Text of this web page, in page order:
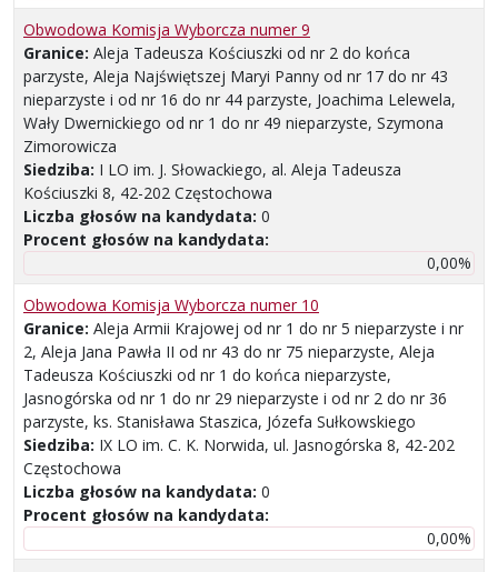
Obwodowa Komisja Wyborcza numer 9
Granice: Aleja Tadeusza Kościuszki od nr 2 do końca
parzyste, Aleja Najświętszej Maryi Panny od nr 17 do nr 43
nieparzyste i od nr 16 do nr 44 parzyste, Joachima Lelewela,
Wały Dwernickiego od nr 1 do nr 49 nieparzyste, Szymona
Zimorowicza
Siedziba: I LO im. J. Słowackiego, al. Aleja Tadeusza
Kościuszki 8, 42-202 Częstochowa
Liczba głosów na kandydata: 0
Procent głosów na kandydata:
0,00%
Obwodowa Komisja Wyborcza numer 10
Granice: Aleja Armii Krajowej od nr 1 do nr 5 nieparzyste i nr
2, Aleja Jana Pawła II od nr 43 do nr 75 nieparzyste, Aleja
Tadeusza Kościuszki od nr 1 do końca nieparzyste,
Jasnogórska od nr 1 do nr 29 nieparzyste i od nr 2 do nr 36
parzyste, ks. Stanisława Staszica, Józefa Sułkowskiego
Siedziba: IX LO im. C. K. Norwida, ul. Jasnogórska 8, 42-202
Częstochowa
Liczba głosów na kandydata: 0
Procent głosów na kandydata:
0,00%